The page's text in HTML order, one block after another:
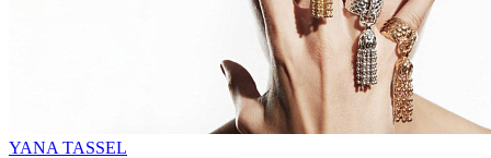
YANA TASSEL